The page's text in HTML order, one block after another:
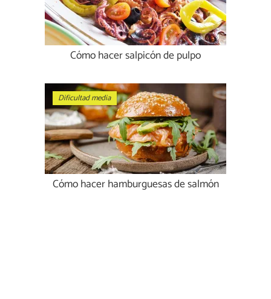
Cómo hacer salpicón de pulpo
Dificultad media
Cómo hacer hamburguesas de salmón